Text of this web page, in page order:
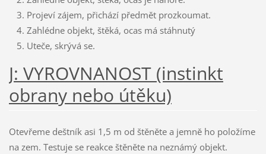
Projeví zájem, přichází předmět prozkoumat.
Zahlédne objekt, štěká, ocas má stáhnutý
Uteče, skrývá se.
J: VYROVNANOST (instinkt
obrany nebo útěku)
Otevřeme deštník asi 1,5 m od štěněte a jemně ho položíme
na zem. Testuje se reakce štěněte na neznámý objekt.